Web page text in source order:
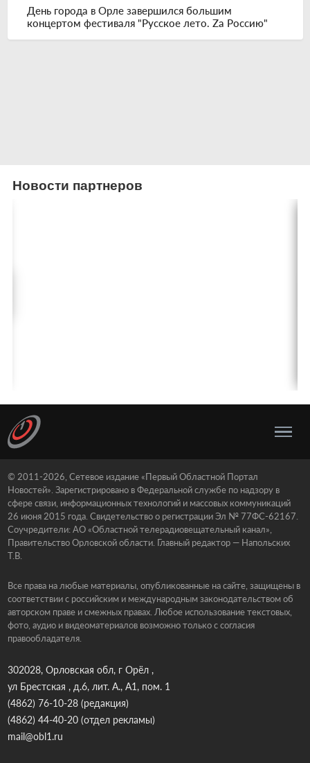
День города в Орле завершился большим
концертом фестиваля "Русское лето. Zа Россию"
Новости партнеров
© 2011-2026, Сетевое издание «Первый Областной Портал
Новостей». Зарегистрировано в Федеральной службе по надзору в
сфере связи, информационных технологий и массовых коммуникаций
26 июня 2015 года. Свидетельство о регистрации Эл № 77ФС-62167.
Соучредители: АО «Областной телерадиовещательный канал»,
Правительство Орловской области. Главный редактор — Напольских
Т.В.
Все права на любые материалы, опубликованные на сайте, защищены в
соответствии с российским и международным законодательством об
авторском праве и смежных правах. Любое использование текстовых,
фото, аудио и видеоматериалов возможно только с согласия
правообладателя.
302028, Орловская обл, г Орёл ,
ул Брестская , д.6, лит. А., А1, пом. 1
(4862) 76-10-28(редакция)
(4862) 44-40-20(отдел рекламы)
mail@obl1.ru